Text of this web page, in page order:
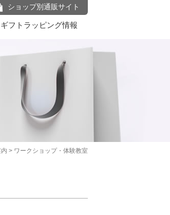
ショップ別通販サイト
ギフトラッピング情報
> ワークショップ・体験教室